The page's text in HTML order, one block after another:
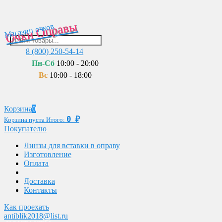
Очки Оправы
Магазин очков
8 (800) 250-54-14
Пн-Сб 10:00 - 20:00
Вс 10:00 - 18:00
Корзина0
Корзина пуста Итого: 0 ₽
Покупателю
Линзы для вставки в оправу
Изготовление
Оплата
Доставка
Контакты
Как проехать
antiblik2018@list.ru